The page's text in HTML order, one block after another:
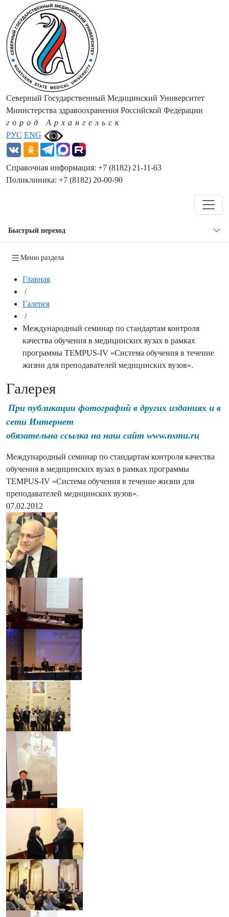
РУС ENG
Северный Государственный Медицинский Университет
Министерства здравоохранения Российской Федерации
город Архангельск
Справочная информация: +7 (8182) 21-11-63
Поликлиника: +7 (8182) 20-00-90
Быстрый переход
Меню раздела
Главная
/
Галерея
/
Международный семинар по стандартам контроля
качества обучения в медицинских вузах в рамках
программы TEMPUS-IV «Система обучения в течение
жизни для преподавателей медицинских вузов».
Галерея
При публикации фотографий в других изданиях и в
сети Интернет
обязательна ссылка на наш сайт www.nsmu.ru
Международный семинар по стандартам контроля качества
обучения в медицинских вузах в рамках программы
TEMPUS-IV «Система обучения в течение жизни для
преподавателей медицинских вузов».
07.02.2012